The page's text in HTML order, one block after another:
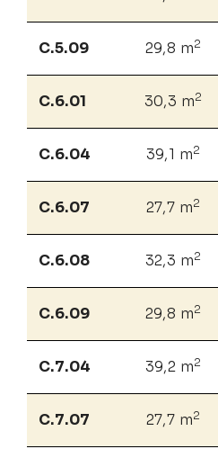
C.5.09 29,8 m2
C.6.01 30,3 m2
C.6.04 39,1 m2
C.6.07 27,7 m2
C.6.08 32,3 m2
C.6.09 29,8 m2
C.7.04 39,2 m2
C.7.07 27,7 m2